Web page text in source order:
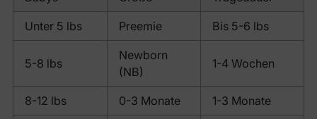
Unter 5 lbs Preemie Bis 5-6 lbs
5-8 lbs
Newborn
(NB)
1-4 Wochen
8-12 lbs 0-3 Monate 1-3 Monate